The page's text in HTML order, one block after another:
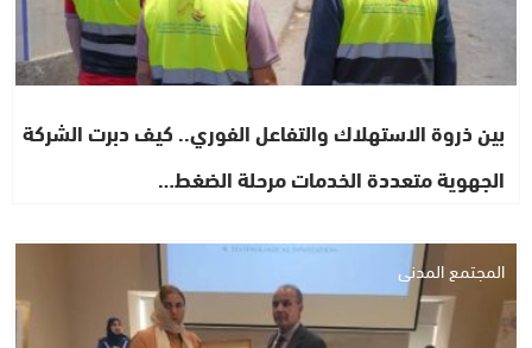
بين ذروة الاستهلاك والتفاعل الفوري.. كيف دبرت الشركة
الجهوية متعددة الخدمات مرحلة الضغط…
المجتمع المدني